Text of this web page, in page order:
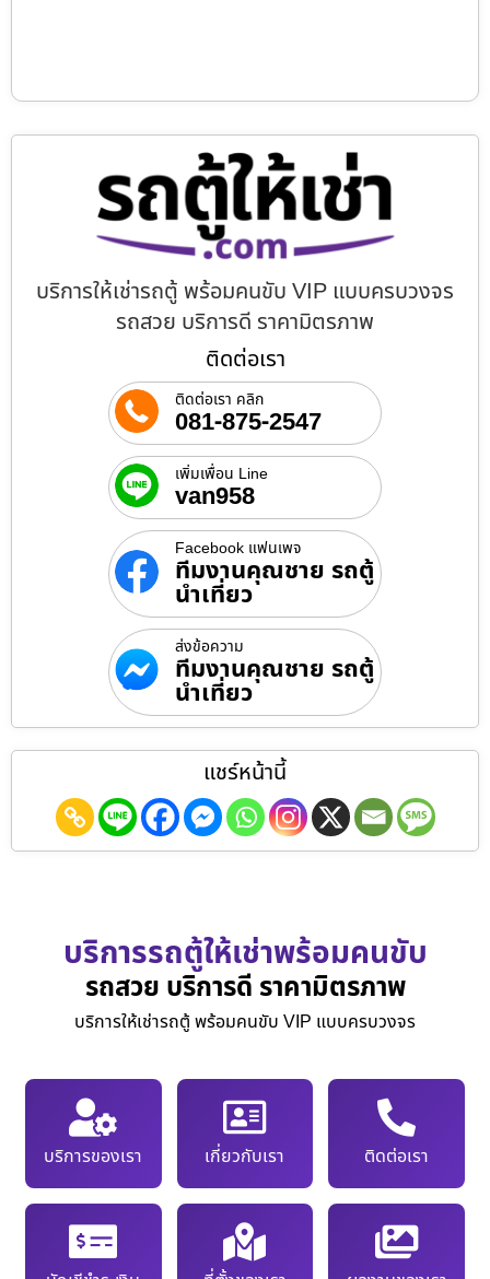
บริการให้เช่ารถตู้ พร้อมคนขับ VIP แบบครบวงจร
รถสวย บริการดี ราคามิตรภาพ
ติดต่อเรา
ติดต่อเรา คลิก
081-875-2547
เพิ่มเพื่อน Line
van958
Facebook แฟนเพจ
ทีมงานคุณชาย รถตู้
นำเที่ยว
ส่งข้อความ
ทีมงานคุณชาย รถตู้
นำเที่ยว
แชร์หน้านี้
บริการรถตู้ให้เช่าพร้อมคนขับ
รถสวย บริการดี ราคามิตรภาพ
บริการให้เช่ารถตู้ พร้อมคนขับ VIP แบบครบวงจร
บริการของเรา เกี่ยวกับเรา ติดต่อเรา